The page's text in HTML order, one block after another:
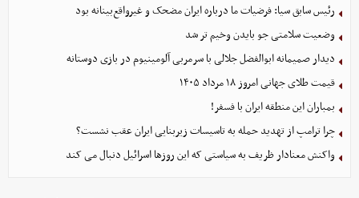
رئیس سابق سیا: فرضیات ما درباره ایران مضحک و غیرواقع‌بینانه بود
وضعیت سلامتی جو بایدن وخیم تر شد
دیدار صمیمانه ابوالفضل جلالی با سرمربی آلومینیوم در بازی دوستانه
قیمت طلای جهانی امروز ۱۸ مرداد ۱۴۰۵
بمباران این منطقه ایران با فسفر!
چرا ترامپ از تهدید حمله به تاسیسات زیربنایی ایران عقب نشست؟
واکنش معنادار ظریف به سیاستی که این روزها اسرائیل دنبال می کند